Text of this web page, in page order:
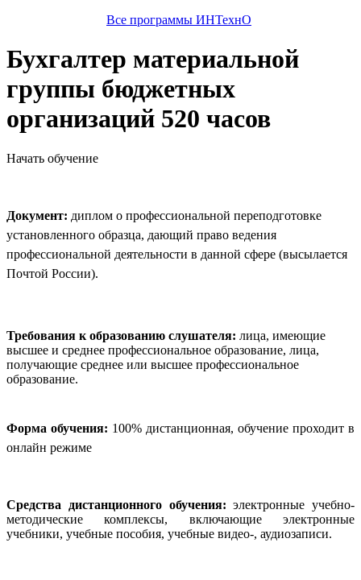
Все программы ИНТехнО
Бухгалтер материальной
группы бюджетных
организаций 520 часов
Начать обучение
Документ: диплом о профессиональной переподготовке
установленного образца, дающий право ведения
профессиональной деятельности в данной сфере (высылается
Почтой России).
Требования к образованию слушателя: лица, имеющие
высшее и среднее профессиональное образование, лица,
получающие среднее или высшее профессиональное
образование.
Форма обучения: 100% дистанционная, обучение проходит в
онлайн режиме
Средства дистанционного обучения: электронные учебно-
методические комплексы, включающие электронные
учебники, учебные пособия, учебные видео-, аудиозаписи.